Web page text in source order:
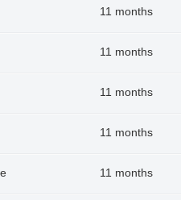
11 months
11 months
11 months
11 months
11 months